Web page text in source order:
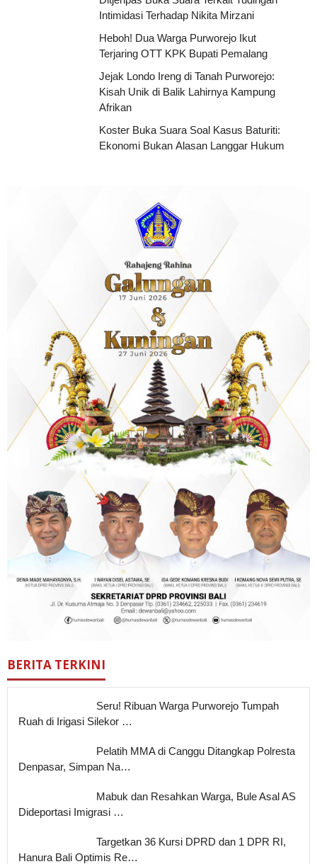
Intimidasi Terhadap Nikita Mirzani
Heboh! Dua Warga Purworejo Ikut
Terjaring OTT KPK Bupati Pemalang
Jejak Londo Ireng di Tanah Purworejo:
Kisah Unik di Balik Lahirnya Kampung
Afrikan
Koster Buka Suara Soal Kasus Baturiti:
Ekonomi Bukan Alasan Langgar Hukum
BERITA TERKINI
Seru! Ribuan Warga Purworejo Tumpah
Ruah di Irigasi Silekor …
Pelatih MMA di Canggu Ditangkap Polresta
Denpasar, Simpan Na…
Mabuk dan Resahkan Warga, Bule Asal AS
Dideportasi Imigrasi …
Targetkan 36 Kursi DPRD dan 1 DPR RI,
Hanura Bali Optimis Re…